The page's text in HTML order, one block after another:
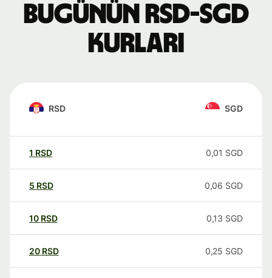
Bugünün RSD-SGD
kurları
RSD SGD
1 RSD 0,01 SGD
5 RSD 0,06 SGD
10 RSD 0,13 SGD
20 RSD 0,25 SGD